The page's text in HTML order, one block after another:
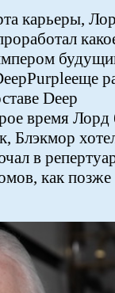
карьеры,
Deep
время
Блэкмор
в
как